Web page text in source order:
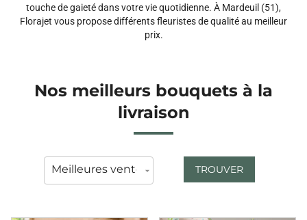
touche de gaieté dans votre vie quotidienne. À Mardeuil (51),
Florajet vous propose différents fleuristes de qualité au meilleur
prix.
Nos meilleurs bouquets à la
livraison
TROUVER